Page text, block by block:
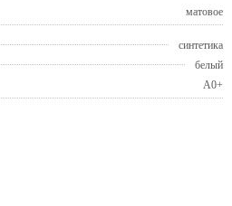
матовое
синтетика
белый
A0+